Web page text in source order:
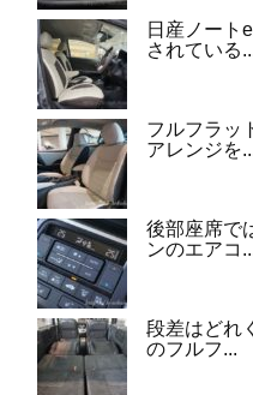
日産ノート
されている
フルフラッ
アレンジを
後部座席で
ンのエアコ
段差はどれ
のフルフ...